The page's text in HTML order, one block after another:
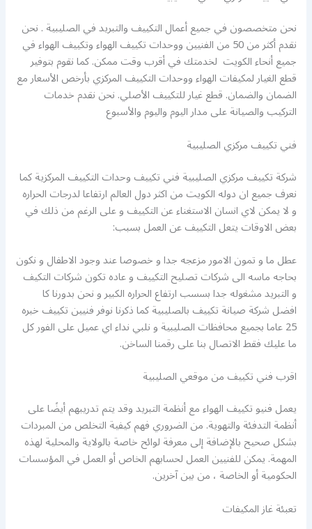
نحن متخصصون في جميع أعمال التكييف والتبريد في الصليبية . نحن
نقدم أكثر من 50 من الفنيين ووحدات تكييف الهواء وتكييف الهواء في
جميع أنحاء الكويت لخدمتك في أقرب وقت ممكن. كما نقوم بتوفير
قطع الغيار لمكيفات الهواء ووحدات التكييف المركزي بأرخص الأسعار مع
الضمان والضمان. قطع غيار للتكييف الأصلي. نحن نقدم خدمات
التركيب والصيانة على مدار اليوم واليوم والأسبوع
فني تكييف مركزي الصليبية
شركة تكييف مركزي الصليبية فني تكييف وحدات التكييف المركزية كما
نعرف جميع ان دوله الكويت من اكثر دول العالم ارتفاعا لدرجات الحراره
و لا يمكن لاي انسان الاستغناء عن التكييف و على الرغم من ذلك في
بعض الاوقات يتعل التكييف عن العمل بسبب:
عطل ما و تمون الامور مزعجه جدا و خصوصا عند وجود الاطفال و نكون
بحاجه ماسه الى شركات تصليح التكييف و عاده تكون شركات التكيف
و التبريد مشغوله جدا بسسب ارتفاع الحراره الكبير و نحن بدورنا كا
افضل شركة صيانة تكييف بالصليبية كما ذكرنا نوفر فنيين تكييف خبره
25 عاما بجميع محافظات الصليبية و نلبي نداء اي عميل على الفور كل
ما عليك فقط الاتصال بنا على رقمنا الساخن.
اقرب فني تكييف من موقعي الصليبية
يعمل فنيو تكييف الهواء مع أنظمة التبريد وقد يتم تدريبهم أيضًا على
أنظمة التدفئة والتهوية. من الضروري فهم كيفية التخلص من المبردات
بشكل صحيح بالإضافة إلى معرفة لوائح خاصة بالولاية والمحلية لهذه
المهمة. يمكن للفنيين العمل لحسابهم الخاص أو العمل في المؤسسات
الحكومية أو الخاصة ، من بين آخرين.
تعبئة غاز المكيفات